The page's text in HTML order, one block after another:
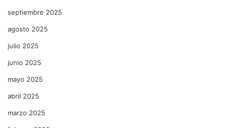
septiembre 2025
agosto 2025
julio 2025
junio 2025
mayo 2025
abril 2025
marzo 2025